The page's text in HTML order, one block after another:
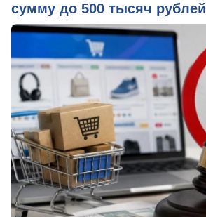
сумму до 500 тысяч рублей